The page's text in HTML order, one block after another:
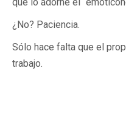
¿No? Paciencia.
Sólo hace falta que el
trabajo.